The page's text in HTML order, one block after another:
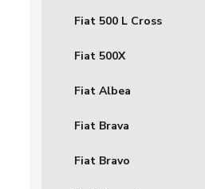
Fiat 500 L Cross
Fiat 500X
Fiat Albea
Fiat Brava
Fiat Bravo